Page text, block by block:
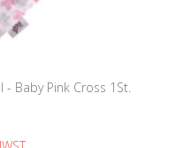
- Baby Pink Cross 1St.